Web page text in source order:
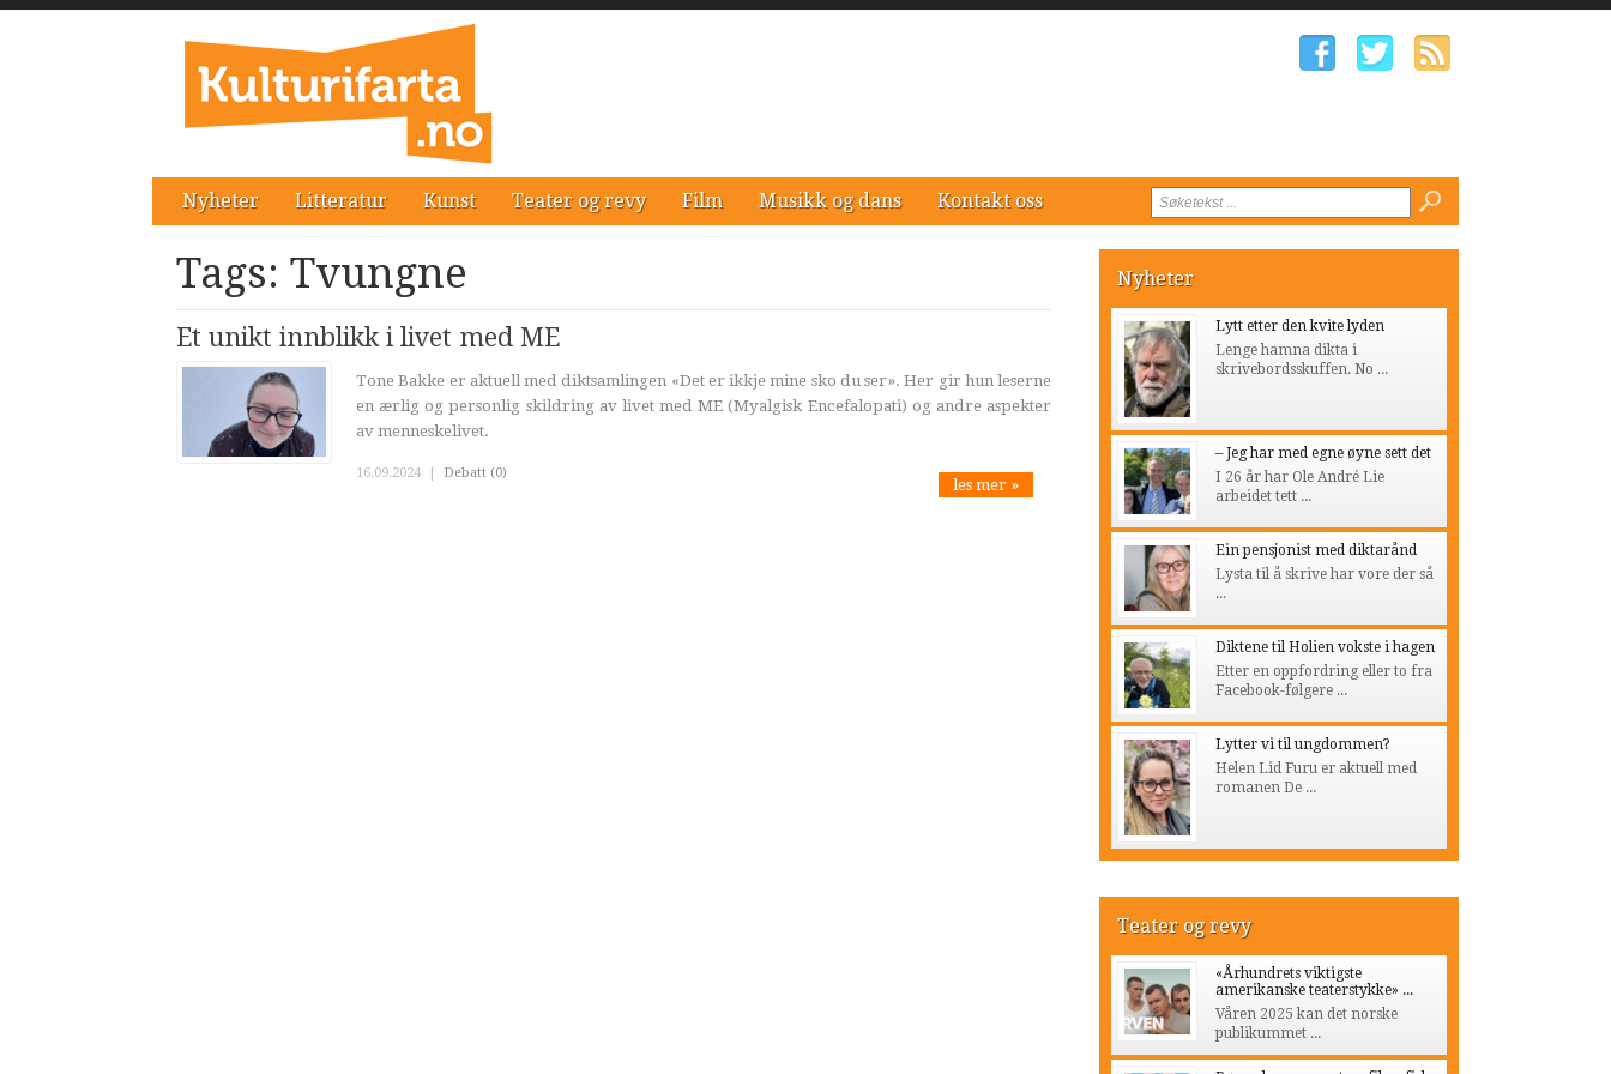
Nyheter Litteratur Kunst Teater og revy Film Musikk og dans Kontakt oss
Tags: Tvungne
Et unikt innblikk i livet med ME
Tone Bakke er aktuell med diktsamlingen «Det er ikkje mine sko du ser». Her gir hun leserne
en ærlig og personlig skildring av livet med ME (Myalgisk Encefalopati) og andre aspekter
av menneskelivet.
16.09.2024 | Debatt (0)
les mer »
Nyheter
Lytt etter den kvite lyden
Lenge hamna dikta i
skrivebordsskuffen. No ...
– Jeg har med egne øyne sett det
I 26 år har Ole André Lie
arbeidet tett ...
Ein pensjonist med diktarånd
Lysta til å skrive har vore der så
...
Diktene til Holien vokste i hagen
Etter en oppfordring eller to fra
Facebook-følgere ...
Lytter vi til ungdommen?
Helen Lid Furu er aktuell med
romanen De ...
Teater og revy
«Århundrets viktigste
amerikanske teaterstykke» ...
Våren 2025 kan det norske
publikummet ...